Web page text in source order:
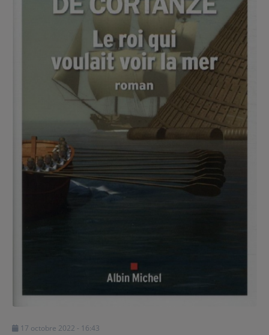
CONCOURS
Contact
Régie Publicitaire
Fréquences
SE CONNECTER
17 octobre 2022 - 16:43